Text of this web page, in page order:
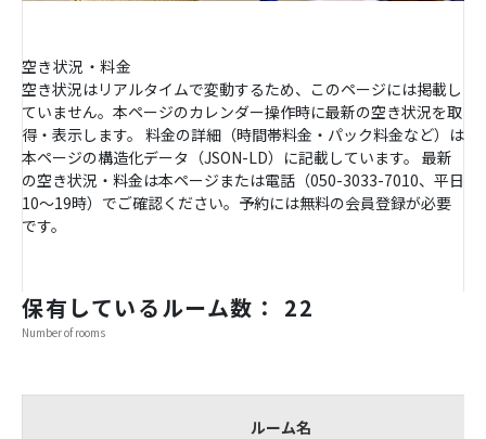
空き状況・料金
空き状況はリアルタイムで変動するため、このページには掲載し
ていません。本ページのカレンダー操作時に最新の空き状況を取
得・表示します。 料金の詳細（時間帯料金・パック料金など）は
本ページの構造化データ（JSON-LD）に記載しています。 最新
の空き状況・料金は本ページまたは電話（050-3033-7010、平日
10〜19時）でご確認ください。予約には無料の会員登録が必要
です。
保有しているルーム数： 22
Number of rooms
ルーム名